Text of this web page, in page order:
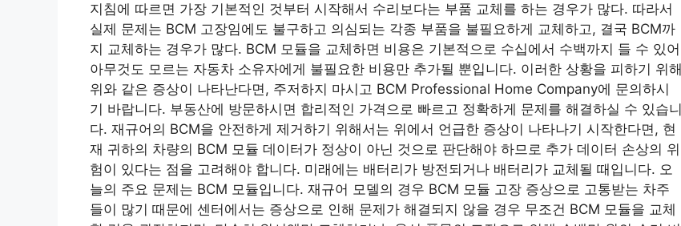
지침에 따르면 가장 기본적인 것부터 시작해서 수리보다는 부품 교체를 하는 경우가 많다. 따라서
실제 문제는 BCM 고장임에도 불구하고 의심되는 각종 부품을 불필요하게 교체하고, 결국 BCM까
지 교체하는 경우가 많다. BCM 모듈을 교체하면 비용은 기본적으로 수십에서 수백까지 들 수 있어
아무것도 모르는 자동차 소유자에게 불필요한 비용만 추가될 뿐입니다. 이러한 상황을 피하기 위해
위와 같은 증상이 나타난다면, 주저하지 마시고 BCM Professional Home Company에 문의하시
기 바랍니다. 부동산에 방문하시면 합리적인 가격으로 빠르고 정확하게 문제를 해결하실 수 있습니
다. 재규어의 BCM을 안전하게 제거하기 위해서는 위에서 언급한 증상이 나타나기 시작한다면, 현
재 귀하의 차량의 BCM 모듈 데이터가 정상이 아닌 것으로 판단해야 하므로 추가 데이터 손상의 위
험이 있다는 점을 고려해야 합니다. 미래에는 배터리가 방전되거나 배터리가 교체될 때입니다. 오
늘의 주요 문제는 BCM 모듈입니다. 재규어 모델의 경우 BCM 모듈 고장 증상으로 고통받는 차주
들이 많기 때문에 센터에서는 증상으로 인해 문제가 해결되지 않을 경우 무조건 BCM 모듈을 교체